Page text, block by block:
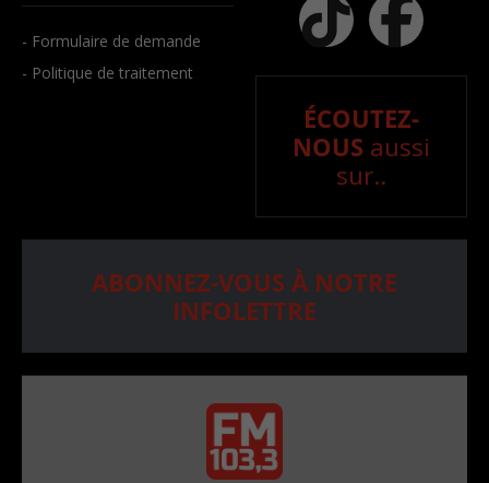
- Formulaire de demande
- Politique de traitement
ÉCOUTEZ-
NOUS aussi
sur..
ABONNEZ-VOUS À NOTRE
INFOLETTRE